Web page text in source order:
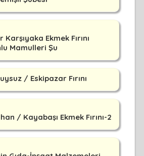
Karşıyaka Ekmek Fırını
Mamulleri Şu
/ Eskipazar Fırını
/ Kayabaşı Ekmek Fırını-2